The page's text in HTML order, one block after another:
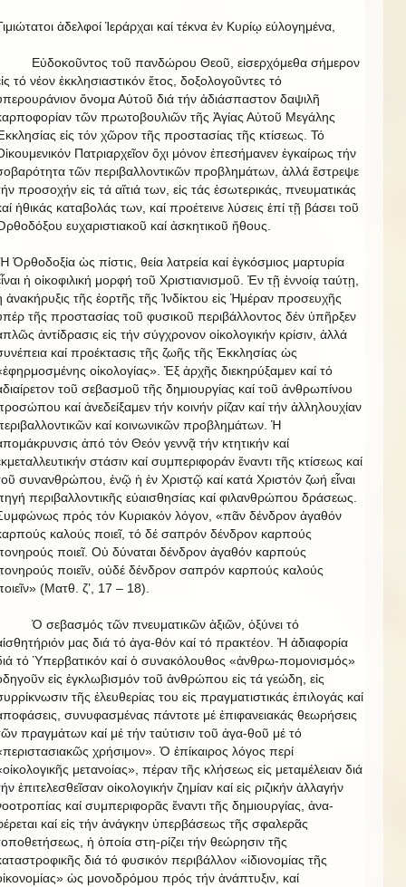
ἀδελφοί Ἱεράρχαι καί τέκνα ἐν Κυρίῳ εὐλογημένα,
τοῦ πανδώρου Θεοῦ, εἰσερχόμεθα σήμερον
τό νέον ἐκκλησιαστικόν ἔτος, δοξολογοῦντες τό
ὄνομα Αὐτοῦ διά τήν ἀδιάσπαστον δαψιλῆ
τῶν πρωτοβουλιῶν τῆς Ἁγίας Αὐτοῦ Μεγάλης
εἰς τόν χῶρον τῆς προστασίας τῆς κτίσεως. Τό
Πατριαρχεῖον ὄχι μόνον ἐπεσήμανεν ἐγκαίρως τήν
τῶν περιβαλλοντικῶν προβλημάτων, ἀλλά ἔστρεψε
προσοχήν εἰς τά αἴτιά των, εἰς τάς ἐσωτερικάς, πνευματικάς
ἠθικάς καταβολάς των, καί προέτεινε λύσεις ἐπί τῇ βάσει τοῦ
ευχαριστιακοῦ καί ἀσκητικοῦ ἤθους.
Ὀρθοδοξία ὡς πίστις, θεία λατρεία καί ἐγκόσμιος μαρτυρία
ἡ οἰκοφιλική μορφή τοῦ Χριστιανισμοῦ. Ἐν τῇ ἐννοίᾳ ταύτῃ,
ἀνακήρυξις τῆς ἑορτῆς τῆς Ἰνδίκτου εἰς Ἡμέραν προσευχῆς
τῆς προστασίας τοῦ φυσικοῦ περιβάλλοντος δέν ὑπῆρξεν
ἀντίδρασις εἰς τήν σύγχρονον οἰκολογικήν κρίσιν, ἀλλά
καί προέκτασις τῆς ζωῆς τῆς Ἐκκλησίας ὡς
οἰκολογίας». Ἐξ ἀρχῆς διεκηρύξαμεν καί τό
τοῦ σεβασμοῦ τῆς δημιουργίας καί τοῦ ἀνθρωπίνου
καί ἀνεδείξαμεν τήν κοινήν ρίζαν καί τήν ἀλληλουχίαν
καί κοινωνικῶν προβλημάτων. Ἡ
ἀπό τόν Θεόν γεννᾷ τήν κτητικήν καί
στάσιν καί συμπεριφοράν ἔναντι τῆς κτίσεως καί
συνανθρώπου, ἐνῷ ἡ ἐν Χριστῷ καί κατά Χριστόν ζωή εἶναι
περιβαλλοντικῆς εὐαισθησίας καί φιλανθρώπου δράσεως.
πρός τόν Κυριακόν λόγον, «πᾶν δένδρον ἀγαθόν
καλούς ποιεῖ, τό δέ σαπρόν δένδρον καρπούς
ποιεῖ. Οὐ δύναται δένδρον ἀγαθόν καρπούς
ποιεῖν, οὐδέ δένδρον σαπρόν καρπούς καλούς
(Ματθ. ζ’, 17 – 18).
σεβασμός τῶν πνευματικῶν ἀξιῶν, ὀξύνει τό
μας διά τό ἀγα-θόν καί τό πρακτέον. Ἡ ἀδιαφορία
τό Ὑπερβατικόν καί ὁ συνακόλουθος «ἀνθρω-πομονισμός»
εἰς ἐγκλωβισμόν τοῦ ἀνθρώπου εἰς τά γεώδη, εἰς
τῆς ἐλευθερίας του εἰς πραγματιστικάς ἐπιλογάς καί
συνυφασμένας πάντοτε μέ ἐπιφανειακάς θεωρήσεις
πραγμάτων καί μέ τήν ταύτισιν τοῦ ἀγα-θοῦ μέ τό
χρήσιμον». Ὁ ἐπίκαιρος λόγος περί
μετανοίας», πέραν τῆς κλήσεως εἰς μεταμέλειαν διά
ἐπιτελεσθεῖσαν οἰκολογικήν ζημίαν καί εἰς ριζικήν ἀλλαγήν
καί συμπεριφορᾶς ἔναντι τῆς δημιουργίας, ἀνα-
καί εἰς τήν ἀνάγκην ὑπερβάσεως τῆς σφαλερᾶς
ἡ ὁποία στη-ρίζει τήν θεώρησιν τῆς
διά τό φυσικόν περιβάλλον «ἰδιονομίας τῆς
ὡς μονοδρόμου πρός τήν ἀνάπτυξιν, καί